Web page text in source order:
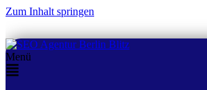
Zum Inhalt springen
Menü